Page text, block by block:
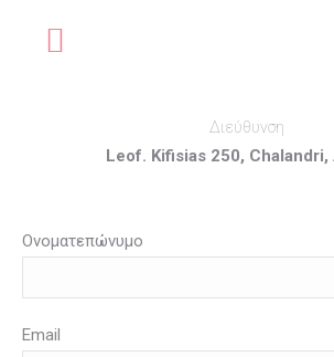
Διεύθυνση
Leof. Kifisias 250, Chalandri,
Ονοματεπώνυμο
Email